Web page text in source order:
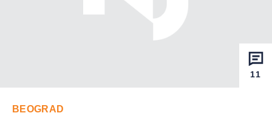
11
BEOGRAD